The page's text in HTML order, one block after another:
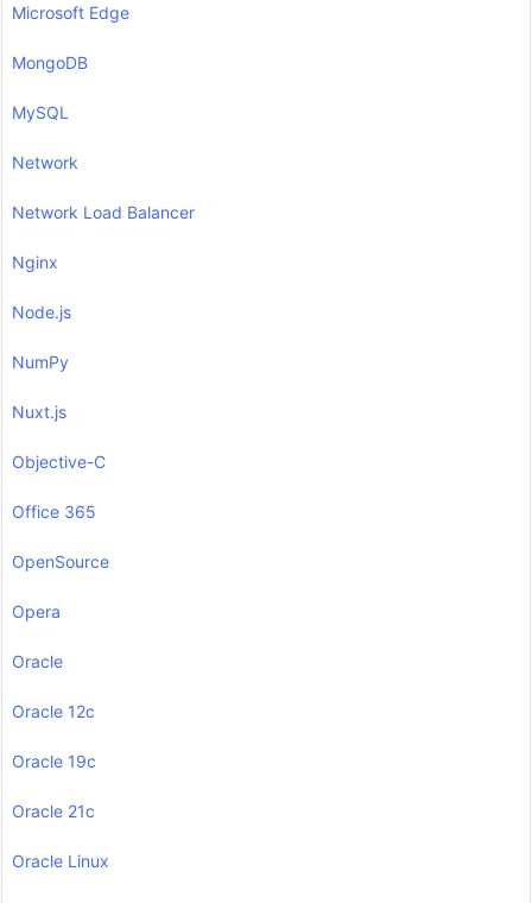
Microsoft Edge
MongoDB
MySQL
Network
Network Load Balancer
Nginx
Node.js
NumPy
Nuxt.js
Objective-C
Office 365
OpenSource
Opera
Oracle
Oracle 12c
Oracle 19c
Oracle 21c
Oracle Linux